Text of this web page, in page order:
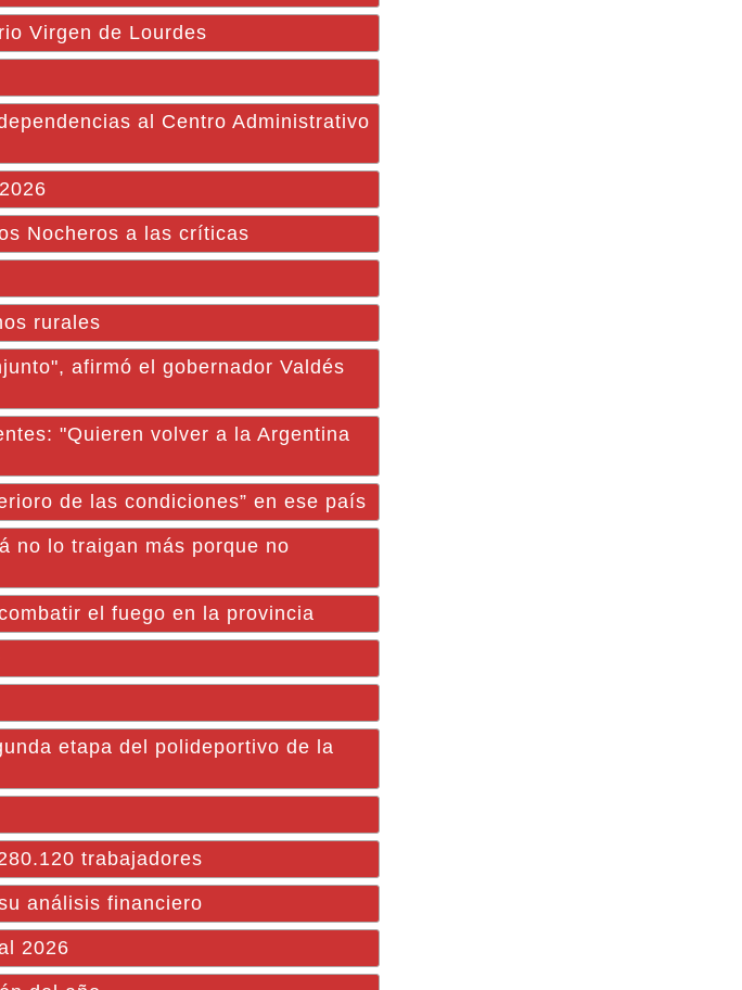
Virgen de Lourdes
al Centro Administrativo
Nocheros a las críticas
rurales
afirmó el gobernador Valdés
"Quieren volver a la Argentina
de las condiciones” en ese país
no lo traigan más porque no
el fuego en la provincia
etapa del polideportivo de la
trabajadores
análisis financiero
2026